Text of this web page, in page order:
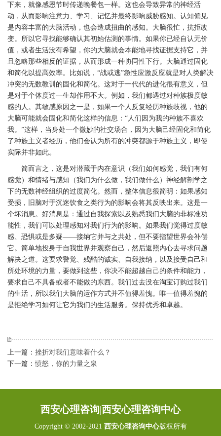
下来，就像感恩节时传递晚餐包一样。这也会导致异常的神经活
动，从而影响注意力、学习、记忆并最终影响威胁感知。认知偏见
是内容丰富的大脑活动，也会造成扭曲的感知。大脑很忙，抗拒改
变。所以它寻找能够确认其初始估测的事情。如果你已经自认无价
值，或者生活没有希望，你的大脑就会本能地寻找证据支持它，并
且忽略那些相反的证据，从而形成一种协同性下行。大脑通过固化
和简化以提高效率。比如说，“战或逃”急性应激反应就是对人类解决
冲突的无数教训的固化和简化。这对于一代代的进化很有意义，但
是对于个体度过一生却作用不大。例如，我们都遇过对种族极度敏
感的人。其敏感原因之一是，如果一个人反复经历种族歧视，他的
大脑可能就会固化和简化这样的信息：“人们因为我的种族不喜欢
我。”这样，当身处一个微妙的社交场合，因为大脑己经固化和简化
了种族主义者经历，他们会认为所有的冲突都源于种族主义，即使
实际并非如此。
简而言之，这是对潜藏于内在意识（我们如何感觉，我们有何
感觉）和情绪与感知（我们为什么做，我们做什么）神经解剖学之
下的无数神经组织的过度简化。然而，整体信息很简明：如果感知
受损，旧脑对于沉迷饮食之类行为的影响会将其反映出来。这是一
个坏消息。好消息是：通过自我探索以及熟悉我们大脑的非标准功
能性，我们可以处理感知对我们行为的影响。如果我们觉得过度敏
感、恐惧或是多疑——接纳它并与之共处，但不要指望世界会补偿
它。简单地投身于自我世界并观察自己，然后返照内心去寻求问题
解决之道。这要求警觉、残酷的诚实、自我接纳，以及接受自己和
所处环境的力量，要做到这些，你决不能超越自己的条件和能力，
要求自己不具备或者不能做的东西。我们过去没在淘宝订购过我们
的生活，所以我们大脑的运作方式并不值得羞愧。唯一值得羞愧的
是拒绝学习如何让它为我们的生活服务。保持优秀和卓越。
上一篇： 挫折对我们意味着什么？
下一篇：愤怒，你的力量之泉
西安心理咨询|西安心理咨询中心
Copyright © 2002-2021 西安心理咨询中心版权所有